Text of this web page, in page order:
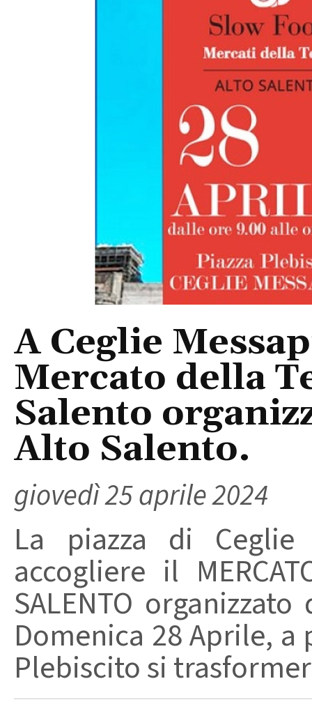
A Ceglie
Mercato della
Salento
Alto Salento.
giovedì 25 aprile 2024
La piazza di
accogliere il
SALENTO
Domenica 28 Aprile,
Plebiscito si